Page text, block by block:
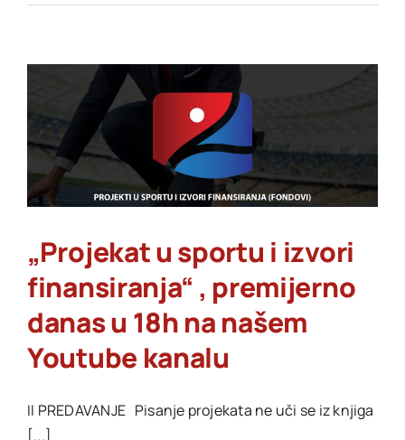
predavanje:
dece-
sportisa,
uloga
testa
opterećenjem“,
premijerno
danas
na
našem
Youtube
kanalu
„Projekat u sportu i izvori
finansiranja“ , premijerno
danas u 18h na našem
Youtube kanalu
II PREDAVANJE Pisanje projekata ne uči se iz knjiga
[...]